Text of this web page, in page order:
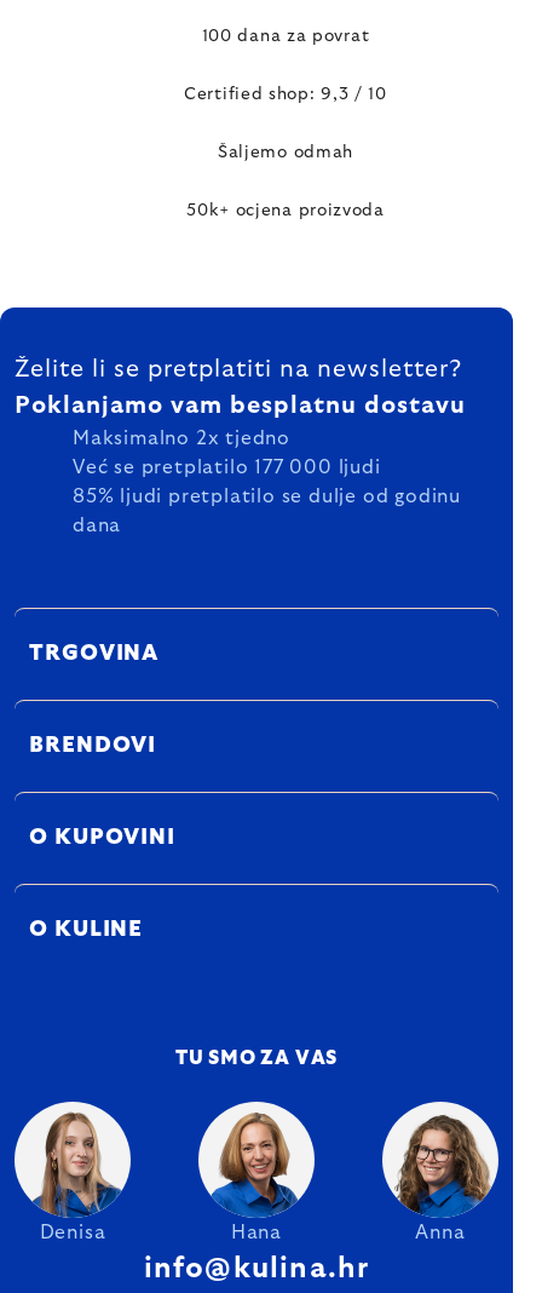
100 dana za povrat
Certified shop: 9,3 / 10
Šaljemo odmah
50k+ ocjena proizvoda
FOOTER
Želite li se pretplatiti na newsletter?
Poklanjamo vam besplatnu dostavu
Maksimalno 2x tjedno
Već se pretplatilo 177 000 ljudi
85% ljudi pretplatilo se dulje od godinu
dana
TRGOVINA
BRENDOVI
O KUPOVINI
O KULINE
TU SMO ZA VAS
Denisa Hana Anna
info@kulina.hr